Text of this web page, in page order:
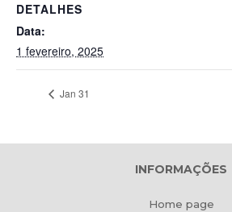
DETALHES
Data:
1 fevereiro, 2025
Jan 31
INFORMAÇÕES
Home page